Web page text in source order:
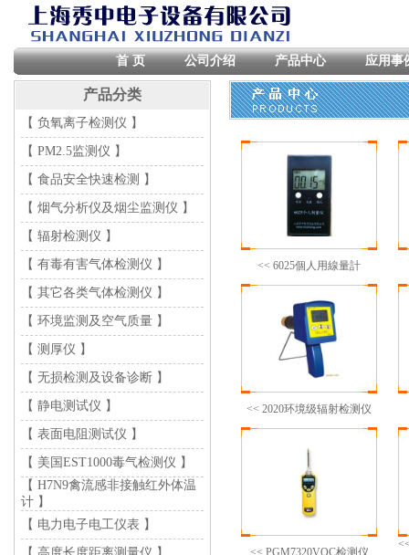
首 页 公司介绍 产品中心 应用事
产品分类
【 负氧离子检测仪 】
【 PM2.5监测仪 】
【 食品安全快速检测 】
【 烟气分析仪及烟尘监测仪 】
【 辐射检测仪 】
【 有毒有害气体检测仪 】
【 其它各类气体检测仪 】
【 环境监测及空气质量 】
【 测厚仪 】
【 无损检测及设备诊断 】
【 静电测试仪 】
【 表面电阻测试仪 】
【 美国EST1000毒气检测仪 】
【 H7N9禽流感非接触红外体温
计 】
【 电力电子电工仪表 】
<< 6025個人用線量計
<< 2020环境级辐射检测仪
<< PGM7320VOC检测仪